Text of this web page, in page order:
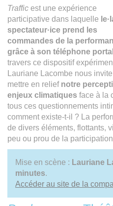
Traffic est une expérience
participative dans laquelle
spectateur·ice prend les
commandes de la
grâce à son téléphone
travers ce dispositif
Lauriane Lacombe nous
mettre en relief notre
enjeux climatiques face à la
tous ces questionnements
comment existe-t-il ? La
de divers éléments, flottants,
peu ou prou de la
Mise en scène : Lauriane
minutes.
Accéder au site de la